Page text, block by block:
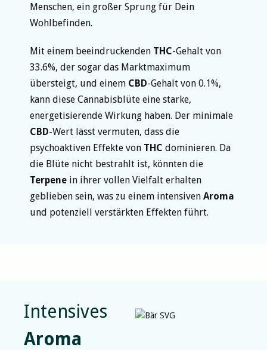
Menschen, ein großer Sprung für Dein
Wohlbefinden.
Mit einem beeindruckenden THC-Gehalt von
33.6%, der sogar das Marktmaximum
übersteigt, und einem CBD-Gehalt von 0.1%,
kann diese Cannabisblüte eine starke,
energetisierende Wirkung haben. Der minimale
CBD-Wert lässt vermuten, dass die
psychoaktiven Effekte von THC dominieren. Da
die Blüte nicht bestrahlt ist, könnten die
Terpene in ihrer vollen Vielfalt erhalten
geblieben sein, was zu einem intensiven Aroma
und potenziell verstärkten Effekten führt.
Intensives
Aroma